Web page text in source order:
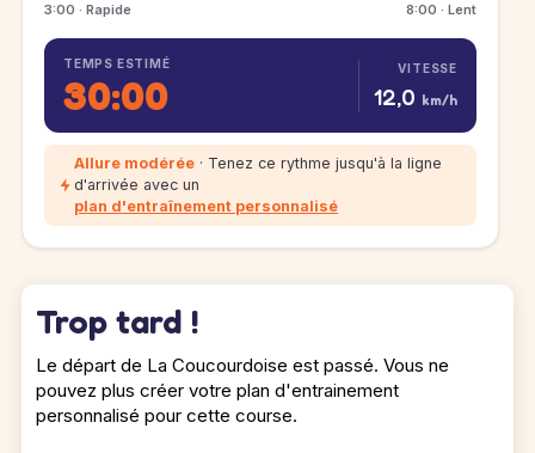
3:00 · Rapide 8:00 · Lent
TEMPS ESTIMÉ
30:00
VITESSE
12,0 km/h
Allure modérée · Tenez ce rythme jusqu'à la ligne
d'arrivée avec un
plan d'entraînement personnalisé
Trop tard !
Le départ de La Coucourdoise est passé. Vous ne
pouvez plus créer votre plan d'entrainement
personnalisé pour cette course.